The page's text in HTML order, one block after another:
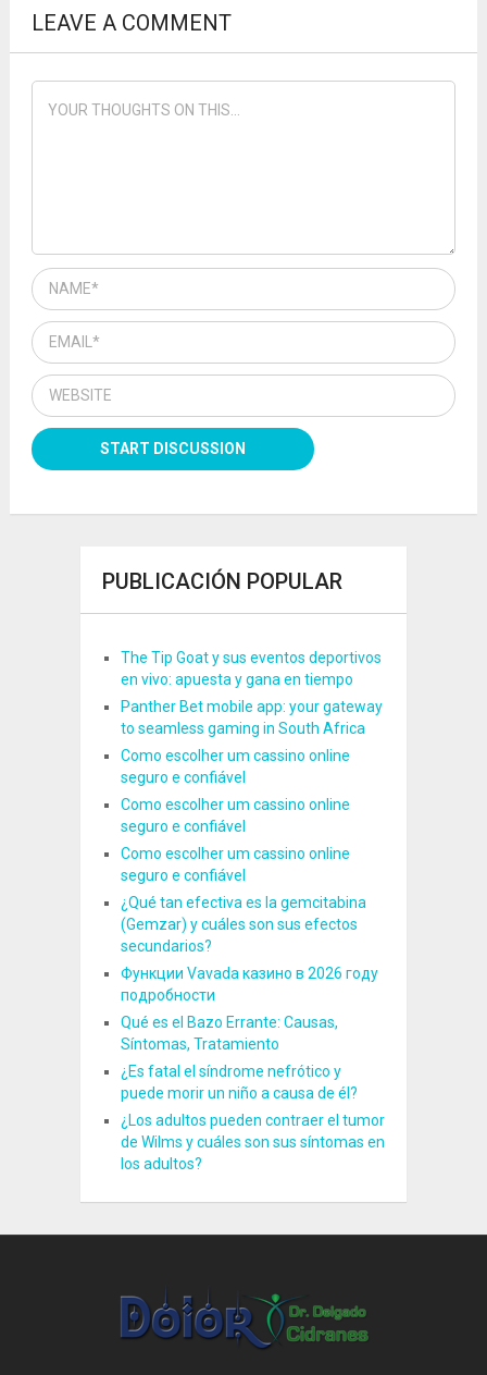
LEAVE A COMMENT
PUBLICACIÓN POPULAR
The Tip Goat y sus eventos deportivos
en vivo: apuesta y gana en tiempo
Panther Bet mobile app: your gateway
to seamless gaming in South Africa
Como escolher um cassino online
seguro e confiável
Como escolher um cassino online
seguro e confiável
Como escolher um cassino online
seguro e confiável
¿Qué tan efectiva es la gemcitabina
(Gemzar) y cuáles son sus efectos
secundarios?
Функции Vavada казино в 2026 году
подробности
Qué es el Bazo Errante: Causas,
Síntomas, Tratamiento
¿Es fatal el síndrome nefrótico y
puede morir un niño a causa de él?
¿Los adultos pueden contraer el tumor
de Wilms y cuáles son sus síntomas en
los adultos?